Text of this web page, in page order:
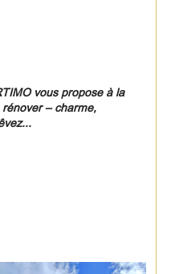
vous propose à la
– charme,